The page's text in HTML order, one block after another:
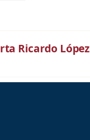
Ricardo López